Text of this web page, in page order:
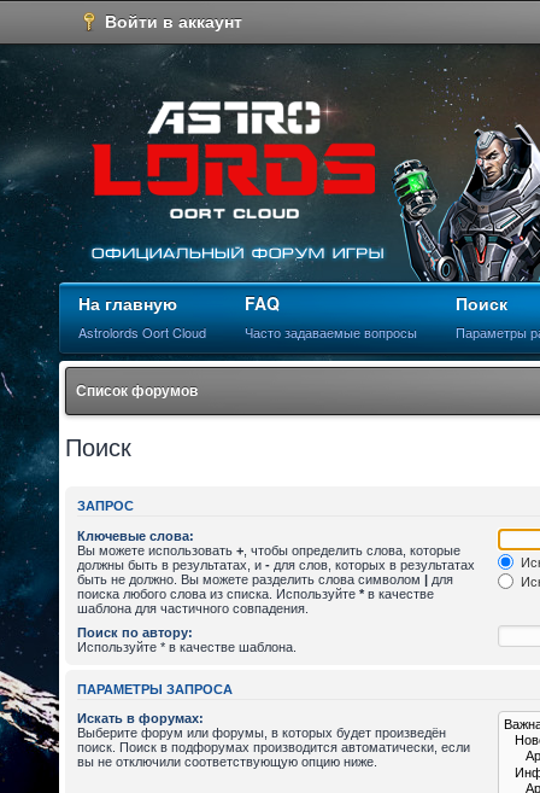
Войти в аккаунт
На главную
Astrolords Oort Cloud
FAQ
Часто задаваемые вопросы
Поиск
Параметры
Список форумов
Поиск
ЗАПРОС
Ключевые слова:
Вы можете использовать + , чтобы определить слова, которые
должны быть в результатах, и - для слов, которых в результатах
быть не должно. Вы можете разделить слова символом | для
поиска любого слова из списка. Используйте * в качестве
шаблона для частичного совпадения.
Поиск по автору:
Используйте * в качестве шаблона.
ПАРАМЕТРЫ ЗАПРОСА
Искать в форумах:
Выберите форум или форумы, в которых будет произведён
поиск. Поиск в подфорумах производится автоматически, если
вы не отключили соответствующую опцию ниже.